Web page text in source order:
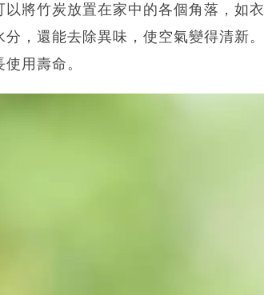
將竹炭放置在家中的各個角落，如衣
，還能去除異味，使空氣變得清新。
用壽命。